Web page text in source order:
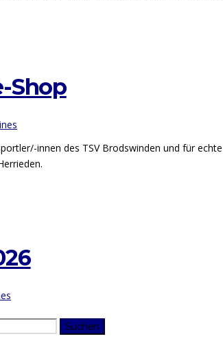
Shop
innen des TSV Brodswinden und für
Suchen